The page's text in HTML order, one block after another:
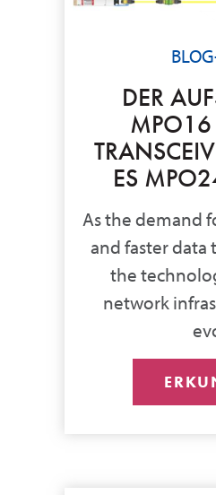
DER
ES
As the demand
and faster data
the
network